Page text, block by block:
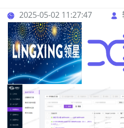
2025-05-02 11:27:47